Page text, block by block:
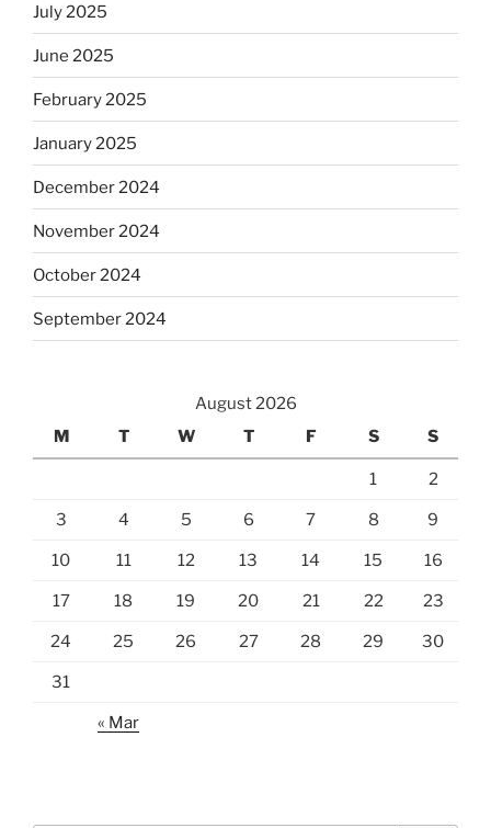
July 2025
June 2025
February 2025
January 2025
December 2024
November 2024
October 2024
September 2024
August 2026
M
T W T F S S
1 2
3 4 5 6 7 8 9
10 11 12 13 14 15 16
17 18 19 20 21 22 23
24 25 26 27 28 29 30
31
« Mar